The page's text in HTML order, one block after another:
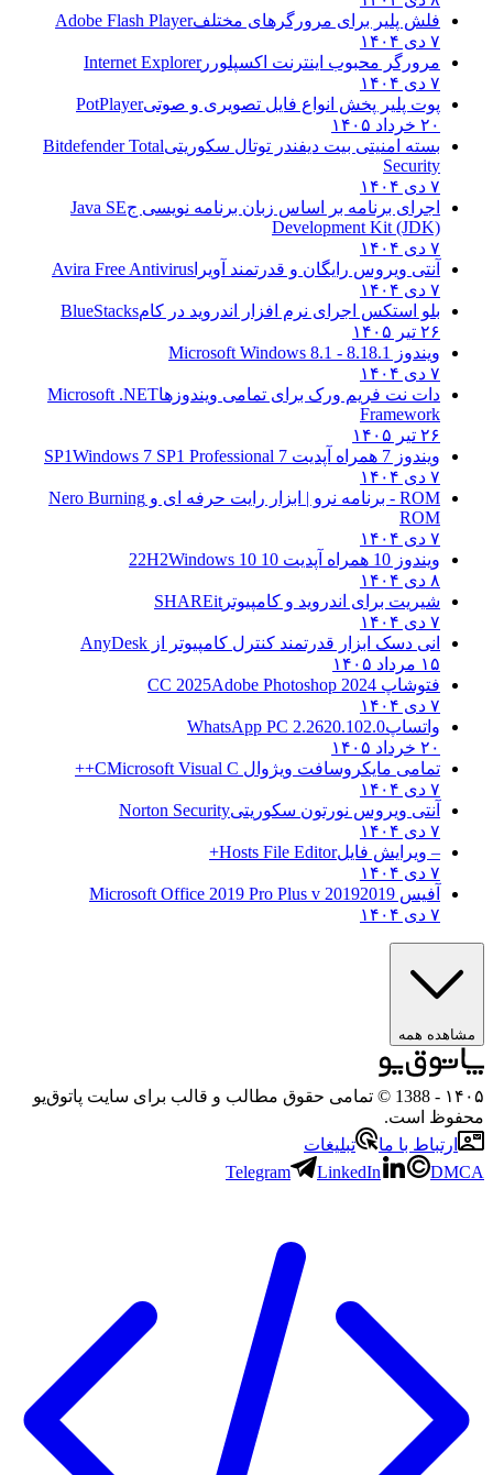
فلش پلیر برای مرورگرهای مختلفAdobe Flash Player
۷ دی ۱۴۰۴
مرورگر محبوب اینترنت اکسپلوررInternet Explorer
۷ دی ۱۴۰۴
پوت پلیر پخش انواع فایل تصویری و صوتیPotPlayer
۲۰ خرداد ۱۴۰۵
بسته امنیتی بیت دیفندر توتال سکوریتیBitdefender Total
Security
۷ دی ۱۴۰۴
اجرای برنامه بر اساس زبان برنامه نویسی جJava SE
Development Kit (JDK)
۷ دی ۱۴۰۴
آنتی ویروس رایگان و قدرتمند آویرا Avira Free Antivirus
۷ دی ۱۴۰۴
بلو استکس اجرای نرم افزار اندروید در کامBlueStacks
۲۶ تیر ۱۴۰۵
ویندوز 8.1
8.1 - Microsoft Windows 8.1
۷ دی ۱۴۰۴
دات نت فریم ورک برای تمامی ویندوزهاMicrosoft .NET
Framework
۲۶ تیر ۱۴۰۵
ویندوز 7 همراه آپدیت 7 SP1
Windows 7 SP1 Professional
۷ دی ۱۴۰۴
ROM - برنامه نرو | ابزار رایت حرفه ای و
Nero Burning
ROM
۷ دی ۱۴۰۴
ویندوز 10 همراه آپدیت 10 22H2
Windows 10
۸ دی ۱۴۰۴
شیریت برای اندروید و کامپیوتر SHAREit
۷ دی ۱۴۰۴
انی دسک ابزار قدرتمند کنترل کامپیوتر از AnyDesk
۱۵ مرداد ۱۴۰۵
فتوشاپ CC 2025 Adobe Photoshop 2024
۷ دی ۱۴۰۴
واتساپWhatsApp PC 2.2620.102.0
۲۰ خرداد ۱۴۰۵
تمامی مایکروسافت ویژوال C Microsoft Visual C++
۷ دی ۱۴۰۴
آنتی ویروس نورتون سکوریتیNorton Security
۷ دی ۱۴۰۴
– ویرایش فایلHosts File Editor+
۷ دی ۱۴۰۴
آفیس 2019 2019 Microsoft Office 2019 Pro Plus v
۷ دی ۱۴۰۴
مشاهده همه
۱۴۰۵
- 1388 © تمامی حقوق مطالب و قالب برای سایت پاتوق‌یو
محفوظ است.
ارتباط با ما
تبلیغات
Telegram
LinkedIn DMCA